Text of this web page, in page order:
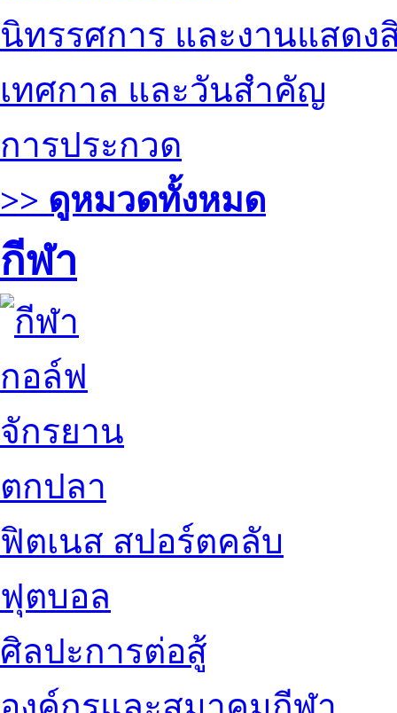
นิทรรศการ และงานแสดง
เทศกาล และวันสำคัญ
การประกวด
>> ดูหมวดทั้งหมด
กีฬา
กอล์ฟ
จักรยาน
ตกปลา
ฟิตเนส สปอร์ตคลับ
ฟุตบอล
ศิลปะการต่อสู้